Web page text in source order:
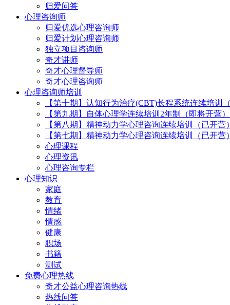
归爱问答
心理咨询师
归爱优选心理咨询师
归爱计划心理咨询师
独立项目咨询师
奇才讲师
奇才心理督导师
奇才心理咨询师
心理咨询师培训
【第十期】认知行为治疗(CBT)长程系统连续培训
【第九期】自体心理学连续培训2年制（即将开营）
【第八期】精神动力学心理咨询连续培训（已开营）
【第七期】精神动力学心理咨询连续培训（已开营）
心理课程
心理资讯
心理咨询专栏
心理知识
家庭
教育
情绪
情感
健康
职场
书籍
测试
免费心理热线
奇才公益心理咨询热线
热线问答